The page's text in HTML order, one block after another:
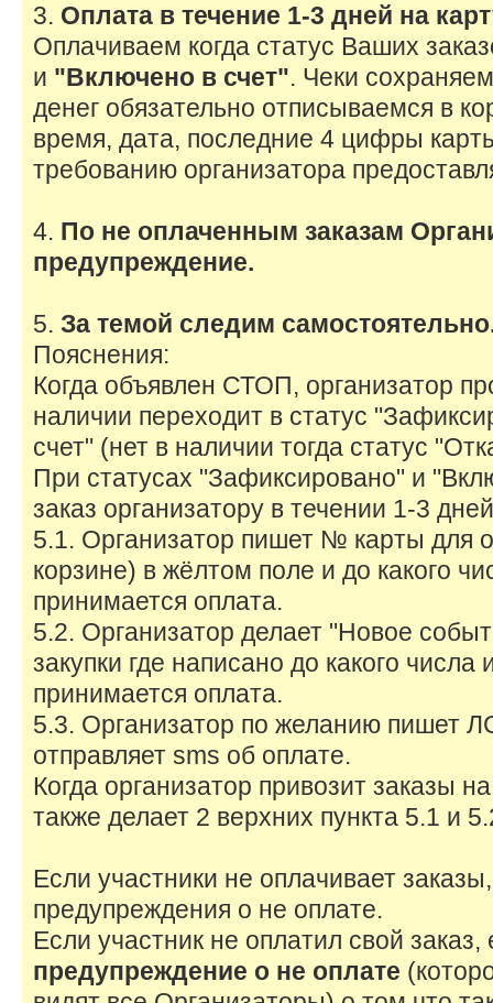
3. Оплата в течение 1-3 дней на
Оплачиваем когда статус Ваших
и "Включено в счет". Чеки
денег обязательно отписываемся в
время, дата, последние 4 цифры
требованию организатора
4. По не оплаченным заказам
предупреждение.
5. За темой следим
Пояснения:
Когда объявлен СТОП, организатор
наличии переходит в статус
счет" (нет в наличии тогда статус
При статусах "Зафиксировано" и
заказ организатору в течении 1-3
5.1. Организатор пишет № карты для
корзине) в жёлтом поле и до какого
принимается оплата.
5.2. Организатор делает "Новое
закупки где написано до какого числа
принимается оплата.
5.3. Организатор по желанию пишет
отправляет sms об оплате.
Когда организатор привозит заказы
также делает 2 верхних пункта 5.1 и
Если участники не оплачивает
предупреждения о не оплате.
Если участник не оплатил свой
предупреждение о не оплате